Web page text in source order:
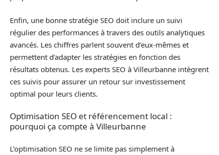
Enfin, une bonne stratégie SEO doit inclure un suivi
régulier des performances à travers des outils analytiques
avancés. Les chiffres parlent souvent d’eux-mêmes et
permettent d’adapter les stratégies en fonction des
résultats obtenus. Les experts SEO à Villeurbanne intègrent
ces suivis pour assurer un retour sur investissement
optimal pour leurs clients.
Optimisation SEO et référencement local :
pourquoi ça compte à Villeurbanne
L’optimisation SEO ne se limite pas simplement à